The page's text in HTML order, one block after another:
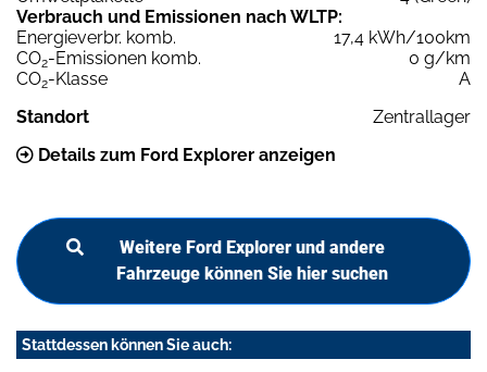
Verbrauch und Emissionen nach WLTP:
Energieverbr. komb.
17,4 kWh/100km
CO2-Emissionen komb.
0 g/km
CO2-Klasse
A
Standort
Zentrallager
Details zum Ford Explorer anzeigen
Weitere Ford Explorer und andere
Fahrzeuge können Sie hier suchen
Stattdessen können Sie auch: